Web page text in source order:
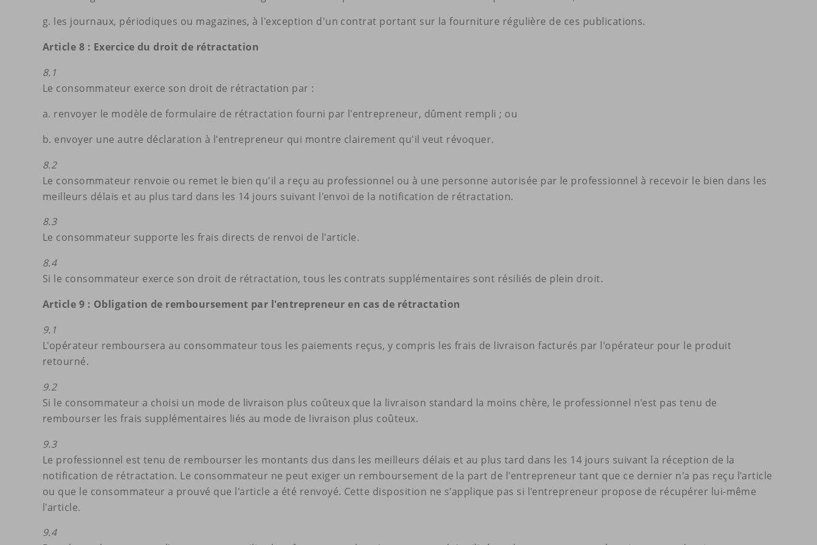
g. les journaux, périodiques ou magazines, à l'exception d'un contrat portant sur la fourniture régulière de ces publications.
Article 8 : Exercice du droit de rétractation
8.1
Le consommateur exerce son droit de rétractation par :
a. renvoyer le modèle de formulaire de rétractation fourni par l'entrepreneur, dûment rempli ; ou
b. envoyer une autre déclaration à l'entrepreneur qui montre clairement qu'il veut révoquer.
8.2
Le consommateur renvoie ou remet le bien qu'il a reçu au professionnel ou à une personne autorisée par le professionnel à recevoir le bien dans les
meilleurs délais et au plus tard dans les 14 jours suivant l'envoi de la notification de rétractation.
8.3
Le consommateur supporte les frais directs de renvoi de l'article.
8.4
Si le consommateur exerce son droit de rétractation, tous les contrats supplémentaires sont résiliés de plein droit.
Article 9 : Obligation de remboursement par l'entrepreneur en cas de rétractation
9.1
L'opérateur remboursera au consommateur tous les paiements reçus, y compris les frais de livraison facturés par l'opérateur pour le produit
retourné.
9.2
Si le consommateur a choisi un mode de livraison plus coûteux que la livraison standard la moins chère, le professionnel n'est pas tenu de
rembourser les frais supplémentaires liés au mode de livraison plus coûteux.
9.3
Le professionnel est tenu de rembourser les montants dus dans les meilleurs délais et au plus tard dans les 14 jours suivant la réception de la
notification de rétractation. Le consommateur ne peut exiger un remboursement de la part de l'entrepreneur tant que ce dernier n'a pas reçu l'article
ou que le consommateur a prouvé que l'article a été renvoyé. Cette disposition ne s'applique pas si l'entrepreneur propose de récupérer lui-même
l'article.
9.4